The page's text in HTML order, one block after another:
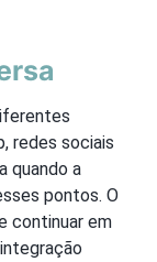
redes sociais
quando a
pontos. O
continuar em